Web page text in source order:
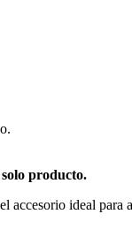
producto.
accesorio ideal para